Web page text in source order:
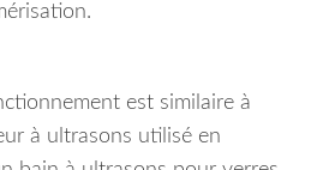
est similaire à
à ultrasons utilisé en